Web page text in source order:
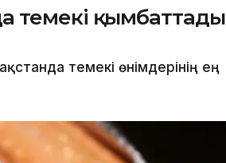
темекі қымбаттады
темекі өнімдерінің ең